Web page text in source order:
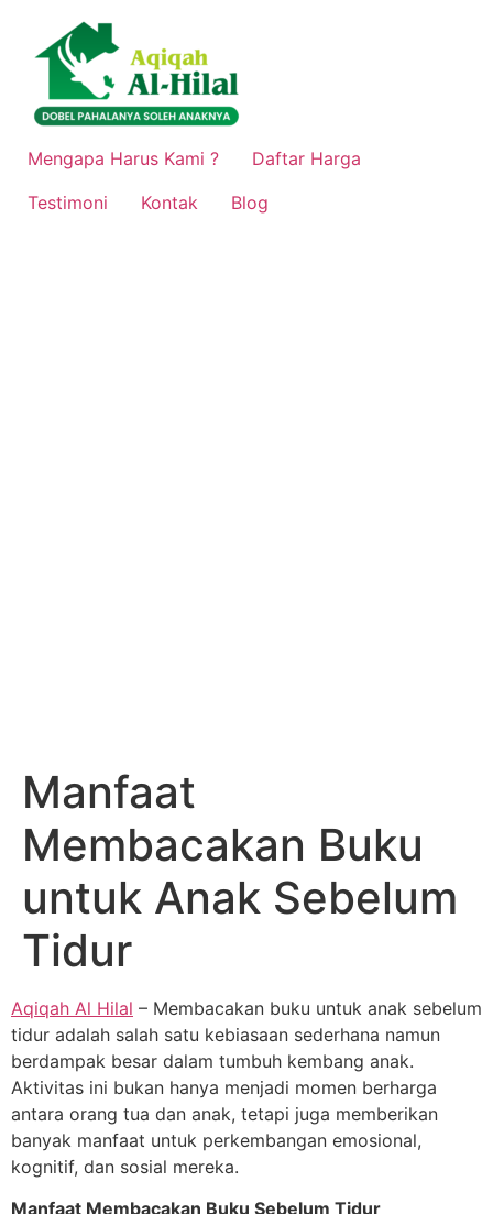
konten
Mengapa Harus Kami ?
Daftar Harga
Testimoni
Kontak Blog
Manfaat
Membacakan Buku
untuk Anak Sebelum
Tidur
Aqiqah Al Hilal – Membacakan buku untuk anak sebelum
tidur adalah salah satu kebiasaan sederhana namun
berdampak besar dalam tumbuh kembang anak.
Aktivitas ini bukan hanya menjadi momen berharga
antara orang tua dan anak, tetapi juga memberikan
banyak manfaat untuk perkembangan emosional,
kognitif, dan sosial mereka.
Manfaat Membacakan Buku Sebelum Tidur